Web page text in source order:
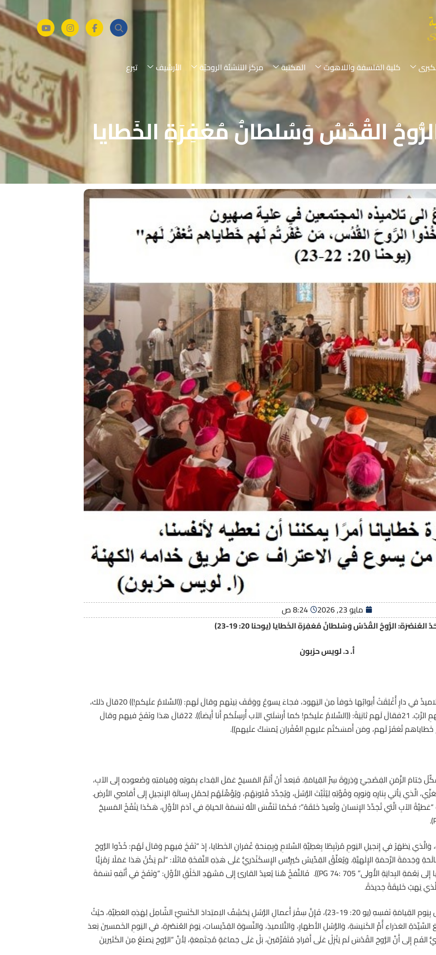
كلية الفلسفة واللاهوت المكتبة مركز التنشئة الروحيّة الأرشيف تبرع
القُدُسُ وَسُلطانُ مُغفِرَةِ الخَطايا
مايو 23, 2026
8:24 ص
العُنصُرَة: الرُّوحُ القُدُسُ وَسُلطانُ مُغفِرَةِ الخَطايا (يوحنا 20: 19-23)
أ. د. لويس حزبون
19وفي مَساءِ ذلك اليَومِ، يومِ الأحد، كانَ التَّلاميذُ في دارٍ أُغْلِقَتْ أَبوابُها خَوفاً مِنَ اليَهود، فجاءَ يسوعُ ووَقَفَ بَينَهم وقالَ لَهم: ((السَّلامُ علَيكم!)) 20قالَ ذلك،
وأَراهم يَدَيهِ وجَنبَه ففَرِحَ التَّلاميذُ لِمُشاهَدَتِهمِ الرَّبّ. 21فقالَ لَهم ثانِيَةً: ((السَّلامُ علَيكم! كما أَرسَلَني الآب أُرسِلُكم أَنا أَيضاً)). 22قالَ هذا ونَفَخَ فيهم وقالَ
خِتامَ الزَّمَنِ الفِصْحِيِّ وَذِروَةَ سِرِّ القِيامَةِ. فَبَعدَ أَنْ أَتَمَّ المَسيحُ عَمَلَ الفِداءِ بِمَوتِهِ وَقِيامَتِهِ وَصُعودِهِ إِلى الآبِ،
الَّذي يَأتي بِنارِهِ وَنورِهِ وَقُوَّتِهِ لِيُثَبِّتَ الرُّسُلَ، وَيُجَدِّدَ قُلوبَهُم، وَيُؤَهِّلَهُم لِحَمْلِ رِسالَةِ الإِنجيلِ إِلى أَقاصي الأَرضِ.
الآبِ الَّتي تُجَدِّدُ الإِنسانَ وَتُعيدُ خَلقَهُ”؛ فَكَمَا تَنَفَّسَ اللهُ نَسَمَةَ الحَياةِ في آدَمَ الأَوَّلِ، هٰكَذا يَنْفُخُ المَسيحُ
يَظهَرُ في إِنجيلِ اليَومِ مُرتَبِطًا بِعَطِيَّةِ السَّلامِ وَبِمِنحَةِ غُفرانِ الخَطايا، إِذ “نَفَخَ فِيهِم وَقالَ لَهُم: خُذُوا الرُّوحَ
سُلطانَ المُصالَحَةِ وَخِدمَةَ الرَّحمَةِ الإِلٰهيَّةِ. وَيُعَلِّقُ القِدِّيسُ كيرِلُّس الإِسكَنْدَريُّ عَلَى هٰذِهِ النَّفخَةِ قائلًا: “لَم يَكُنْ هٰذا عَمَلًا رَمْزِيًّا
فَقَط، بَلْ بَدءَ تَجْديدِ الطَّبيعَةِ البَشَرِيَّةِ وَإِعادَتِها إِلى نِعْمَةِ البِدايَةِ الأُولى” PG 74: 705)). فَالنَّفخُ هُنا يُعيدُ القارئَ إِلى مَشهَدِ الخَلْقِ الأَوَّلِ: “وَنَفَخَ في أَنْفِهِ نَسَمَةَ
وَإِنْ كانَ إِنجيلُ يوحنّا يَربِطُ عَطِيَّةَ الرُّوحِ القُدُسِ بِيَومِ القِيامَةِ نَفسِهِ (يو 20: 19-23)، فَإِنَّ سِفْرَ أَعمالِ الرُّسُلِ يَكشِفُ الاِمتِدادَ الكَنَسيَّ الشّامِلَ لِهٰذِهِ العَطِيَّةِ، حَيْثُ
العَذراءِ أُمِّ الكَنيسَةِ، وَالرُّسُلِ الأَطهارِ، وَالتَّلاميذِ، وَالنِّسوَةِ القِدِّيساتِ، يَومَ العُنصُرَةِ، في اليَومِ الخَمسينَ بَعدَ
الذَّهَبِيُّ الفَمِ إِلى أَنَّ الرُّوحَ القُدُسَ لَم يَنْزِلْ عَلَى أَفرادٍ مُتَفَرِّقينَ، بَلْ عَلَى جَماعَةٍ مُجتَمِعَةٍ، لِأَنَّ “الرُّوحَ يَصنَعُ مِنَ الكَثيرينَ